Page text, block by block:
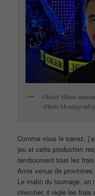
Olivier Minne
(Photo Montage
Comme vous le savez,
jeu et cette production
remboursent tous les
Amis venus de
Le matin du tournage, un
chercher, il règle les frais